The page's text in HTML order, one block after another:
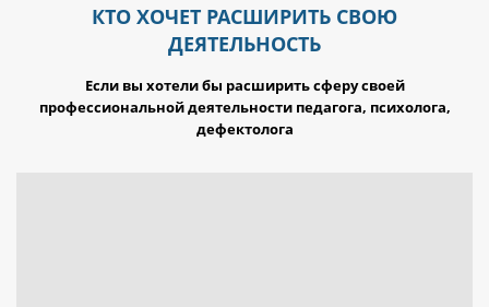
КТО ХОЧЕТ РАСШИРИТЬ СВОЮ
ДЕЯТЕЛЬНОСТЬ
Если вы хотели бы расширить сферу своей
профессиональной деятельности педагога, психолога,
дефектолога